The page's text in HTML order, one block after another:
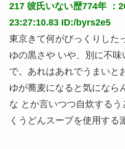
217 彼氏いない歴774年
：
23:27:10.83 ID:/byrs2e5
東京きて何がびっくりした
ゆの黒さや いや、別に不
で。あれはあれでうまい
ゆが蕎麦になると気になら
な とか言いつつ自炊する
くうどんスープを使用する